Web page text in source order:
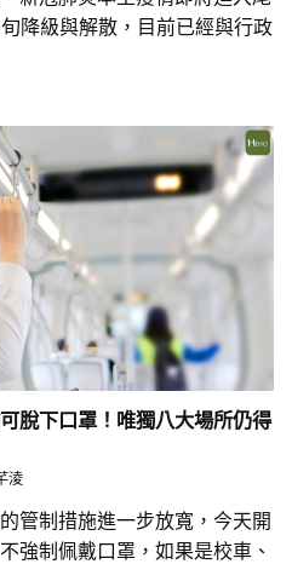
降級與解散，目前已經與行政
脫下口罩！唯獨八大場所仍得
淩
管制措施進一步放寬，今天開
強制佩戴口罩，如果是校車、